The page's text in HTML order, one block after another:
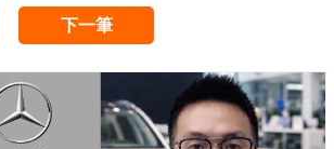
下一筆